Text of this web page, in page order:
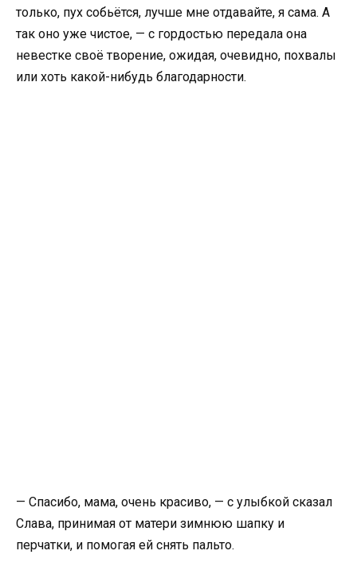
только, пух собьётся, лучше мне отдавайте, я сама. А
так оно уже чистое, — с гордостью передала она
невестке своё творение, ожидая, очевидно, похвалы
или хоть какой-нибудь благодарности.
— Спасибо, мама, очень красиво, — с улыбкой сказал
Слава, принимая от матери зимнюю шапку и
перчатки, и помогая ей снять пальто.